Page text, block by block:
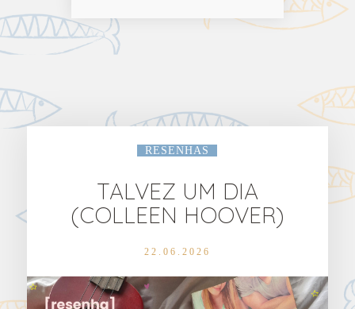
RESENHAS
TALVEZ UM DIA
(COLLEEN HOOVER)
22.06.2026